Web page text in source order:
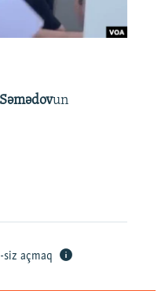
un
siz açmaq